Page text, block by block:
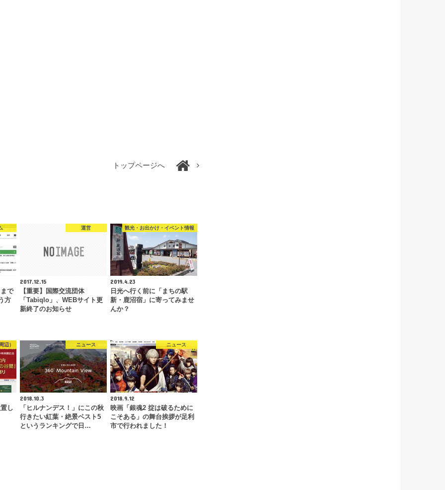
トップページへ
で
方
運営
2017.12.15
【重要】国際交流団体
「Tabiqlo」、WEBサイト更
新終了のお知らせ
観光・お出かけ・イベント情報
2019.4.23
日光へ行く前に「まちの駅
新・鹿沼宿」に寄ってみませ
んか？
辺）
し
ニュース
2018.10.3
「ヒルナンデス！」にこの秋
行きたい紅葉・絶景ベスト5
というランキングで日…
ニュース
2018.9.12
映画「銀魂2 掟は破るために
こそある」の舞台挨拶が足利
市で行われました！